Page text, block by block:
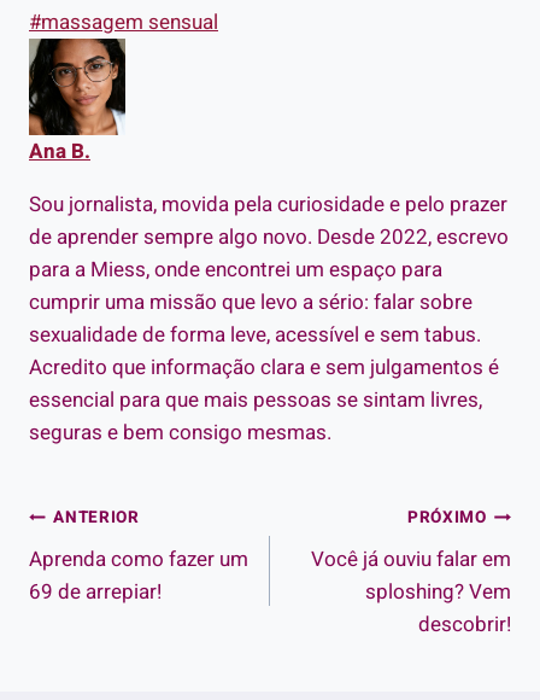
Tags
do
Post:
#massagem sensual
Ana B.
Sou jornalista, movida pela curiosidade e pelo prazer
de aprender sempre algo novo. Desde 2022, escrevo
para a Miess, onde encontrei um espaço para
cumprir uma missão que levo a sério: falar sobre
sexualidade de forma leve, acessível e sem tabus.
Acredito que informação clara e sem julgamentos é
essencial para que mais pessoas se sintam livres,
seguras e bem consigo mesmas.
Navegação
de
ANTERIOR
Aprenda como fazer um
69 de arrepiar!
PRÓXIMO
Você já ouviu falar em
sploshing? Vem
descobrir!